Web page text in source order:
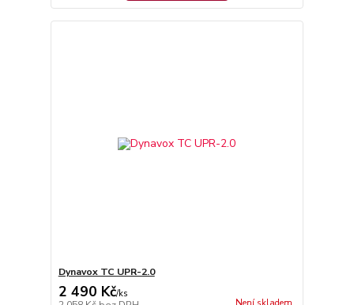
Dynavox TC UPR-2.0
2 490 Kč/ks